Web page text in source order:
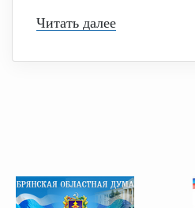
Читать далее